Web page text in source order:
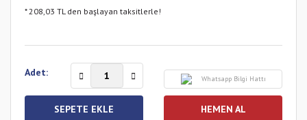
* 208,03 TL den başlayan taksitlerle!
Adet:
Whatsapp Bilgi Hattı
SEPETE EKLE HEMEN AL